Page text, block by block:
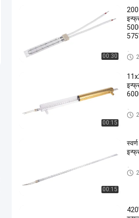
00:30
00:15
00:15